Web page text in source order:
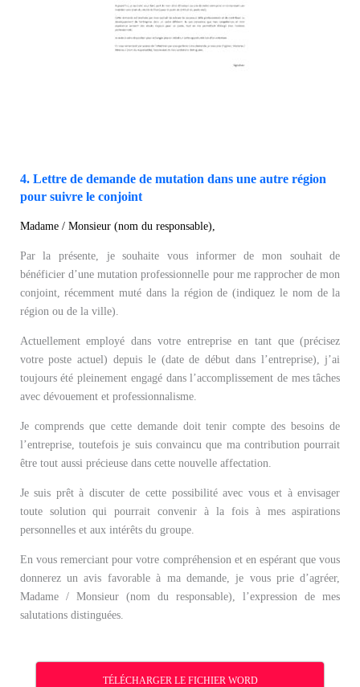
4. Lettre de demande de mutation dans une autre région
pour suivre le conjoint
Madame / Monsieur (nom du responsable),
Par la présente, je souhaite vous informer de mon souhait de
bénéficier d’une mutation professionnelle pour me rapprocher de mon
conjoint, récemment muté dans la région de (indiquez le nom de la
région ou de la ville).
Actuellement employé dans votre entreprise en tant que (précisez
votre poste actuel) depuis le (date de début dans l’entreprise), j’ai
toujours été pleinement engagé dans l’accomplissement de mes tâches
avec dévouement et professionnalisme.
Je comprends que cette demande doit tenir compte des besoins de
l’entreprise, toutefois je suis convaincu que ma contribution pourrait
être tout aussi précieuse dans cette nouvelle affectation.
Je suis prêt à discuter de cette possibilité avec vous et à envisager
toute solution qui pourrait convenir à la fois à mes aspirations
personnelles et aux intérêts du groupe.
En vous remerciant pour votre compréhension et en espérant que vous
donnerez un avis favorable à ma demande, je vous prie d’agréer,
Madame / Monsieur (nom du responsable), l’expression de mes
salutations distinguées.
TÉLÉCHARGER LE FICHIER WORD